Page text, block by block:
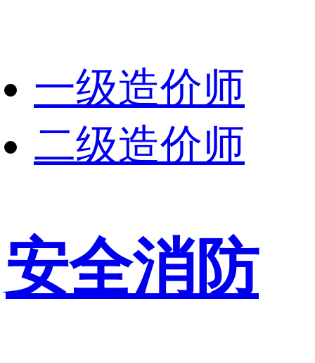
一级造价师
二级造价师
安全消防